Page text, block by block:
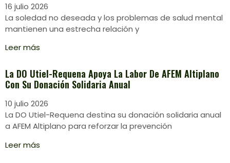
16 julio 2026
La soledad no deseada y los problemas de salud mental
mantienen una estrecha relación y
Leer más
La DO Utiel-Requena Apoya La Labor De AFEM Altiplano
Con Su Donación Solidaria Anual
10 julio 2026
La DO Utiel-Requena destina su donación solidaria anual
a AFEM Altiplano para reforzar la prevención
Leer más